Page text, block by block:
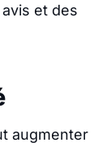
et des
augmenter